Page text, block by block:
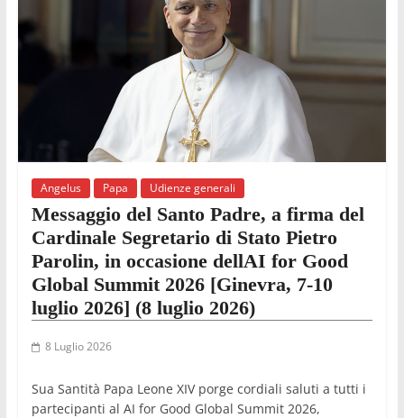
Angelus Papa Udienze generali
Messaggio del Santo Padre, a firma del
Cardinale Segretario di Stato Pietro
Parolin, in occasione dellAI for Good
Global Summit 2026 [Ginevra, 7-10
luglio 2026] (8 luglio 2026)
8 Luglio 2026
Sua Santità Papa Leone XIV porge cordiali saluti a tutti i
partecipanti al AI for Good Global Summit 2026,